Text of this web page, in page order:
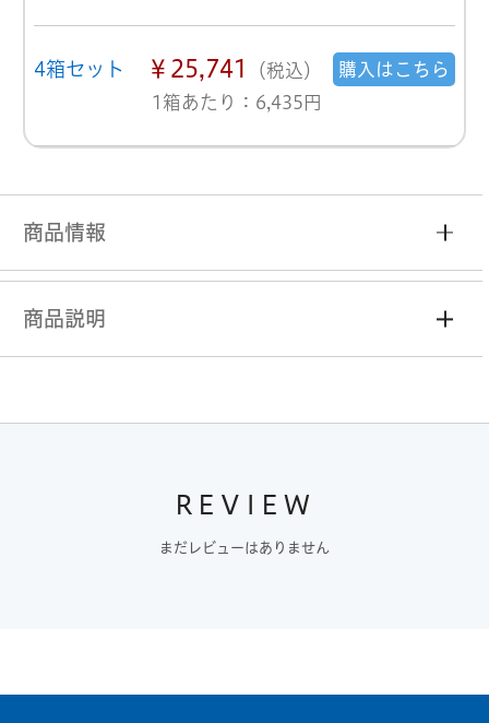
4箱セット ￥25,741
（税込）
1箱あたり：6,435円
購入はこちら
商品情報
商品説明
REVIEW
まだレビューはありません